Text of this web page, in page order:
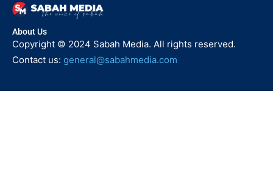
About Us
Copyright © 2024 Sabah Media. All rights reserved.
Contact us: general@sabahmedia.com